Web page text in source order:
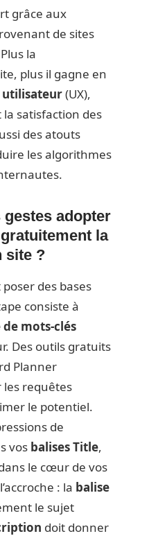
grâce aux
de sites
la
plus il gagne en
utilisateur(UX),
la satisfaction des
des atouts
les algorithmes
adopter
la
site ?
des bases
consiste à
mots-clés
Des outils gratuits
Planner
requêtes
le potentiel.
de
vos balises Title,
le cœur de vos
: la balise
le sujet
doit donner